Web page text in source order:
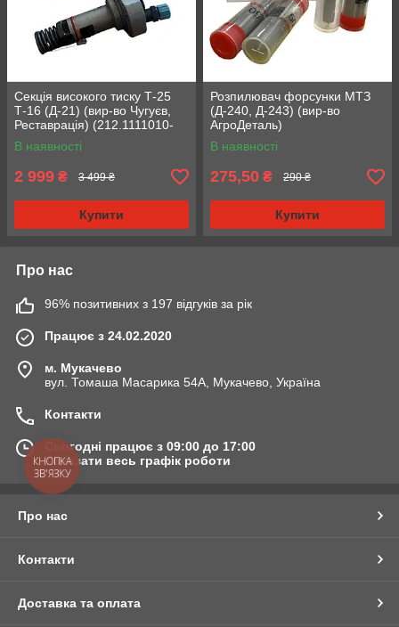
Секція високого тиску Т-25
Т-16 (Д-21) (вир-во Чугуєв,
Реставрація) (212.1111010-
10)
В наявності
2 999 ₴ 3 499 ₴
Купити
Розпилювач форсунки МТЗ
(Д-240, Д-243) (вир-во
АгроДеталь)
В наявності
275,50 ₴ 290 ₴
Купити
Про нас
96% позитивних з 197 відгуків за рік
Працює з 24.02.2020
м. Мукачево
вул. Томаша Масарика 54А, Мукачево, Україна
Контакти
Сьогодні працює з 09:00 до 17:00
Показати весь графік роботи
Про нас
Контакти
Доставка та оплата
КНОПКА
ЗВ'ЯЗКУ